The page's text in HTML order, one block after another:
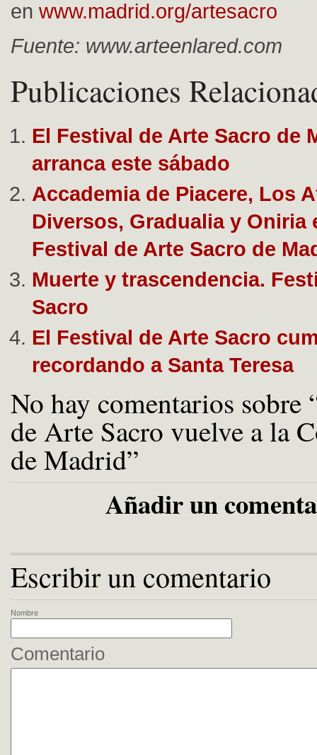
en www.madrid.org/artesacro
Fuente: www.arteenlared.com
Publicaciones
El Festival de Arte Sacro de
arranca este sábado
Accademia de Piacere, Los
Diversos, Gradualia y Oniria
Festival de Arte Sacro de
Muerte y trascendencia.
Sacro
El Festival de Arte Sacro
recordando a Santa Teresa
No hay comentarios sobre
de Arte Sacro vuelve a la
de Madrid”
Añadir un
Escribir un comentario
Nombre
Comentario